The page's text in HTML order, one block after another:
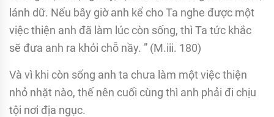
lánh dữ. Nếu bây giờ anh kể cho Ta nghe được một
việc thiện anh đã làm lúc còn sống, thì Ta tức khắc
sẽ đưa anh ra khỏi chỗ nầy. ” (M.iii. 180)
Và vì khi còn sống anh ta chưa làm một việc thiện
nhỏ nhặt nào, thế nên cuối cùng thì anh phải đi chịu
tội nơi địa ngục.